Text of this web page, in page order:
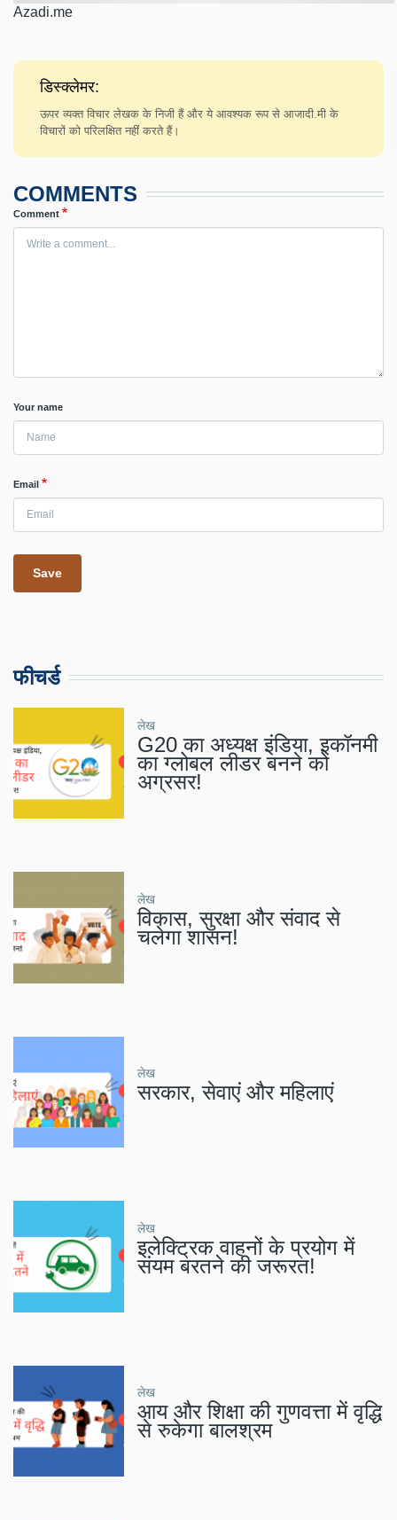
Azadi.me
डिस्क्लेमर:
ऊपर व्यक्त विचार लेखक के निजी हैं और ये आवश्यक रूप से आजादी.मी के
विचारों को परिलक्षित नहीं करते हैं।
COMMENTS
Comment
Your name
Email
फीचर्ड
लेख
G20 का अध्यक्ष इंडिया, इकॉनमी
का ग्लोबल लीडर बनने को
अग्रसर!
लेख
विकास, सुरक्षा और संवाद से
चलेगा शासन!
लेख
सरकार, सेवाएं और महिलाएं
लेख
इलेक्ट्रिक वाहनों के प्रयोग में
संयम बरतने की जरूरत!
लेख
आय और शिक्षा की गुणवत्ता में वृद्धि
से रुकेगा बालश्रम